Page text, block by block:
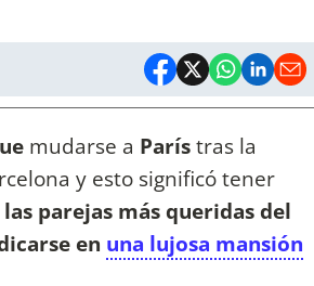
mudarse a Parístras la
y esto significó tener
parejas más queridas del
en una lujosa mansión